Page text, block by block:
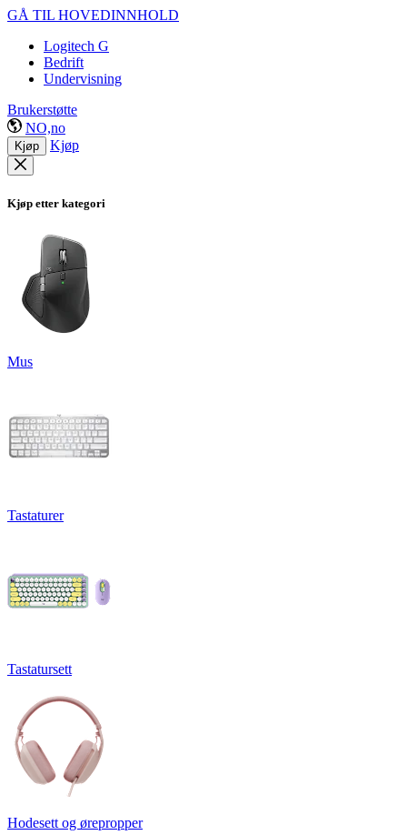
GÅ TIL HOVEDINNHOLD
Logitech G
Bedrift
Undervisning
Brukerstøtte
NO,no
Kjøp Kjøp
Kjøp etter kategori
Mus
Tastaturer
Tastatursett
Hodesett og ørepropper